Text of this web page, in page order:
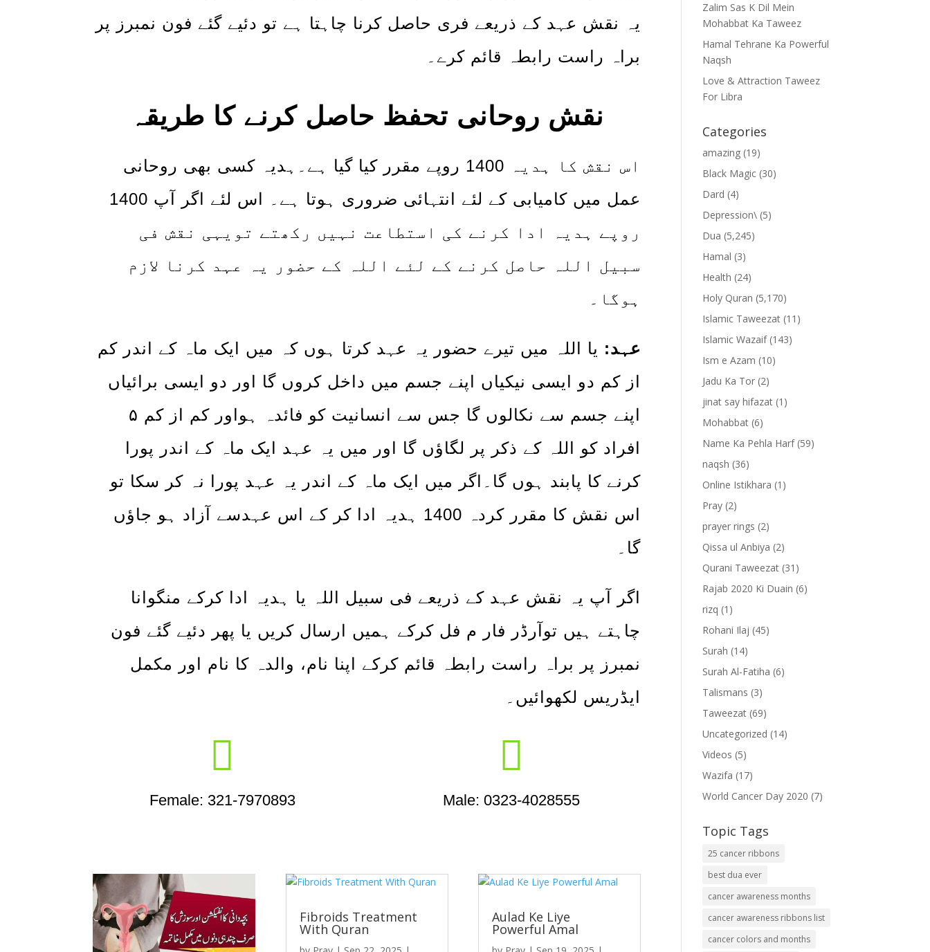
یہ نقش عہد کے ذریعے فری حاصل کرنا چاہتا ہے تو دئیے گئے فون نمبرز پر
براہ راست رابطہ قائم کرے۔
نقش روحانی تحفظ حاصل کرنے کا طریقہ
اس نقش کا ہدیہ 1400 روپے مقرر کیا گیا ہے۔ہدیہ کسی بھی روحانی
عمل میں کامیابی کے لئے انتہائی ضروری ہوتا ہے۔ اس لئے اگر آپ 1400
روپے ہدیہ ادا کرنے کی استطاعت نہیں رکھتے تویہی نقش فی
سبیل اللہ حاصل کرنے کے لئے اللہ کے حضور یہ عہد کرنا لازم
ہوگا۔
عہد: یا اللہ میں تیرے حضور یہ عہد کرتا ہوں کہ میں ایک ماہ کے اندر کم
از کم دو ایسی نیکیاں اپنے جسم میں داخل کروں گا اور دو ایسی برائیاں
اپنے جسم سے نکالوں گا جس سے انسانیت کو فائدہ ہواور کم از کم ۵
افراد کو اللہ کے ذکر پر لگاؤں گا اور میں یہ عہد ایک ماہ کے اندر پورا
کرنے کا پابند ہوں گا۔اگر میں ایک ماہ کے اندر یہ عہد پورا نہ کر سکا تو
اس نقش کا مقرر کردہ 1400 ہدیہ ادا کر کے اس عہدسے آزاد ہو جاؤں
گا۔
اگر آپ یہ نقش عہد کے ذریعے فی سبیل اللہ یا ہدیہ ادا کرکے منگوانا
چاہتے ہیں توآرڈر فار م فل کرکے ہمیں ارسال کریں یا پھر دئیے گئے فون
نمبرز پر براہ راست رابطہ قائم کرکے اپنا نام، والدہ کا نام اور مکمل
ایڈریس لکھوائیں۔

Female: 321-7970893

Male: 0323-4028555
Fibroids Treatment
With Quran
Aulad Ke Liye
Powerful Amal
Zalim Sas K Dil Mein
Mohabbat Ka Taweez
Hamal Tehrane Ka Powerful
Naqsh
Love & Attraction Taweez
For Libra
Categories
amazing (19)
Black Magic (30)
Dard (4)
Depression\ (5)
Dua (5,245)
Hamal (3)
Health (24)
Holy Quran (5,170)
Islamic Taweezat (11)
Islamic Wazaif(143)
Ism e Azam (10)
Jadu Ka Tor (2)
jinat say hifazat (1)
Mohabbat (6)
Name Ka Pehla Harf(59)
naqsh (36)
Online Istikhara (1)
Pray (2)
prayer rings (2)
Qissa ul Anbiya (2)
Qurani Taweezat (31)
Rajab 2020 Ki Duain (6)
rizq (1)
Rohani Ilaj (45)
Surah (14)
Surah Al-Fatiha (6)
Talismans (3)
Taweezat (69)
Uncategorized (14)
Videos (5)
Wazifa (17)
World Cancer Day 2020 (7)
Topic Tags
25 cancer ribbons
best dua ever
cancer awareness months
cancer awareness ribbons list
cancer colors and months